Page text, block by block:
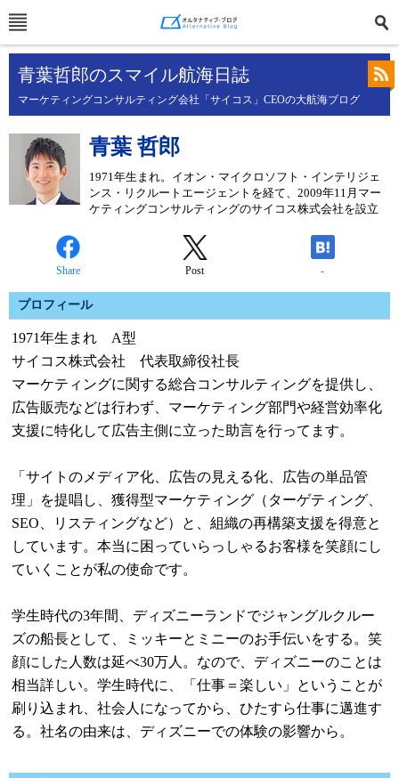
青葉哲郎のスマイル航海日誌
マーケティングコンサルティング会社「サイコス」CEOの大航海ブログ
青葉 哲郎
1971年生まれ。イオン・マイクロソフト・インテリジェ
ンス・リクルートエージェントを経て、2009年11月マー
ケティングコンサルティングのサイコス株式会社を設立
Share Post -
プロフィール
1971年生まれ A型
サイコス株式会社 代表取締役社長
マーケティングに関する総合コンサルティングを提供し、
広告販売などは行わず、マーケティング部門や経営効率化
支援に特化して広告主側に立った助言を行ってます。
「サイトのメディア化、広告の見える化、広告の単品管
理」を提唱し、獲得型マーケティング（ターゲティング、
SEO、リスティングなど）と、組織の再構築支援を得意と
しています。本当に困っていらっしゃるお客様を笑顔にし
ていくことが私の使命です。
学生時代の3年間、ディズニーランドでジャングルクルー
ズの船長として、ミッキーとミニーのお手伝いをする。笑
顔にした人数は延べ30万人。なので、ディズニーのことは
相当詳しい。学生時代に、「仕事＝楽しい」ということが
刷り込まれ、社会人になってから、ひたすら仕事に邁進す
る。社名の由来は、ディズニーでの体験の影響から。